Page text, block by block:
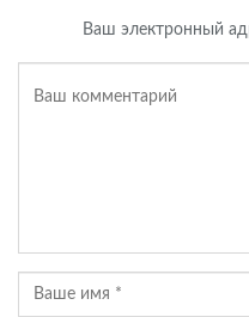
Ваш электронный